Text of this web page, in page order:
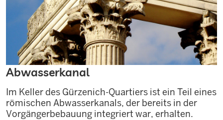
Abwasserkanal
Im Keller des Gürzenich-Quartiers ist ein Teil eines
römischen Abwasserkanals, der bereits in der
Vorgängerbebauung integriert war, erhalten.